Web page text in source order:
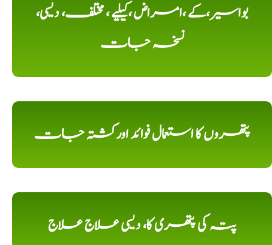
بواسیر،کے ،امراض ،کیلیے ، مختلف، دیسی،
نسخہ جات
پتھروں کا استعمال فوائد اورکشتہ جات
پتہ کی پتھری کا، دیسی علاج علاج